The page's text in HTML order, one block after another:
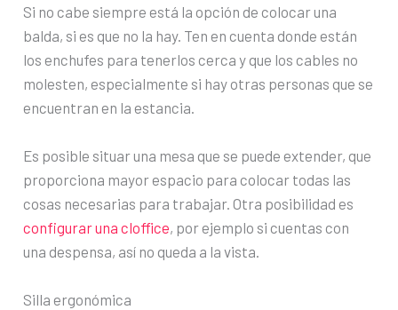
Si no cabe siempre está la opción de colocar una
balda, si es que no la hay. Ten en cuenta donde están
los enchufes para tenerlos cerca y que los cables no
molesten, especialmente si hay otras personas que se
encuentran en la estancia.
Es posible situar una mesa que se puede extender, que
proporciona mayor espacio para colocar todas las
cosas necesarias para trabajar. Otra posibilidad es
configurar una cloffice, por ejemplo si cuentas con
una despensa, así no queda a la vista.
Silla ergonómica